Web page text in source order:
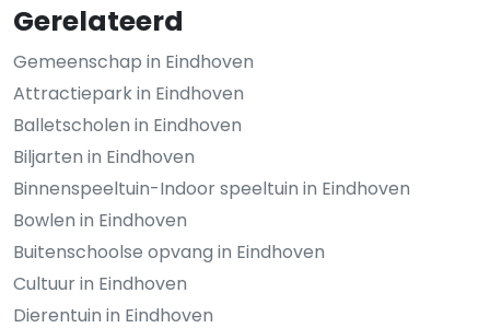
Gerelateerd
Gemeenschap in Eindhoven
Attractiepark in Eindhoven
Balletscholen in Eindhoven
Biljarten in Eindhoven
Binnenspeeltuin-Indoor speeltuin in Eindhoven
Bowlen in Eindhoven
Buitenschoolse opvang in Eindhoven
Cultuur in Eindhoven
Dierentuin in Eindhoven